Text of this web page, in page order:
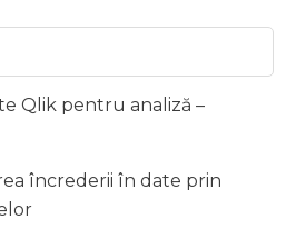
Qlik pentru analiză –
încrederii în date prin